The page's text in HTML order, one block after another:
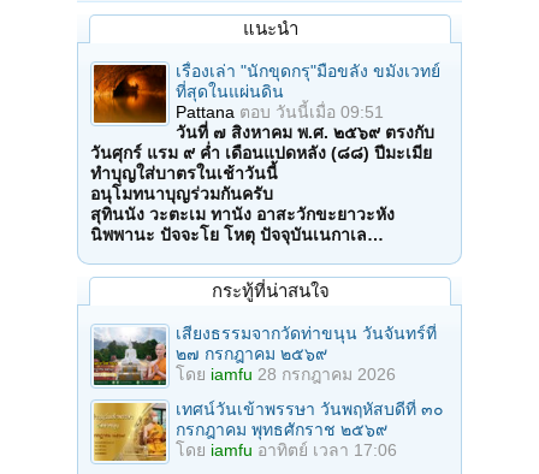
แนะนำ
เรื่องเล่า "นักขุดกรุ"มือขลัง ขมังเวทย์
ที่สุดในแผ่นดิน
Pattana ตอบ วันนี้เมื่อ 09:51
วันที่ ๗ สิงหาคม พ.ศ. ๒๕๖๙ ตรงกับ
วันศุกร์ แรม ๙ ค่ำ เดือนแปดหลัง (๘๘) ปีมะเมีย
ทำบุญใส่บาตรในเช้าวันนี้
อนุโมทนาบุญร่วมกันครับ
สุทินนัง วะตะเม ทานัง อาสะวักขะยาวะหัง
นิพพานะ ปัจจะโย โหตุ ปัจจุบันเนกาเล…
กระทู้ที่น่าสนใจ
เสียงธรรมจากวัดท่าขนุน วันจันทร์ที่
๒๗ กรกฎาคม ๒๕๖๙
โดย iamfu 28 กรกฎาคม 2026
เทศน์วันเข้าพรรษา วันพฤหัสบดีที่ ๓๐
กรกฎาคม พุทธศักราช ๒๕๖๙
โดย iamfu อาทิตย์ เวลา 17:06